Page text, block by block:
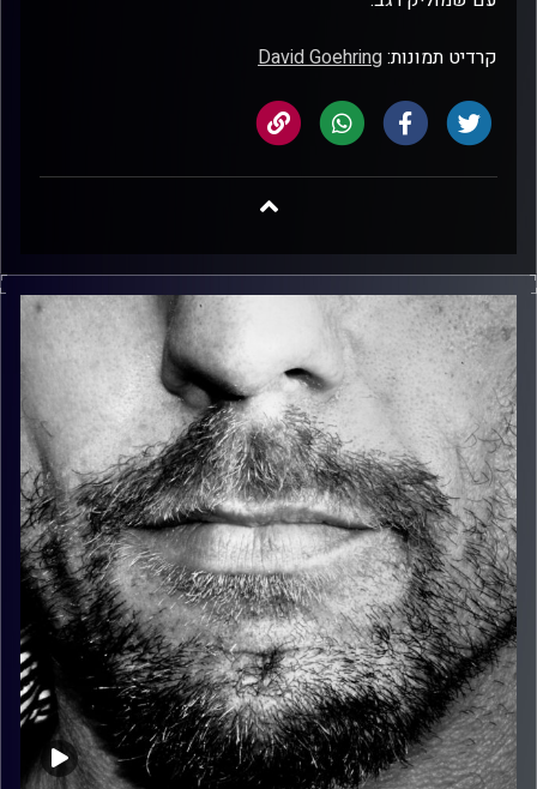
קרדיט תמונות:David Goehring